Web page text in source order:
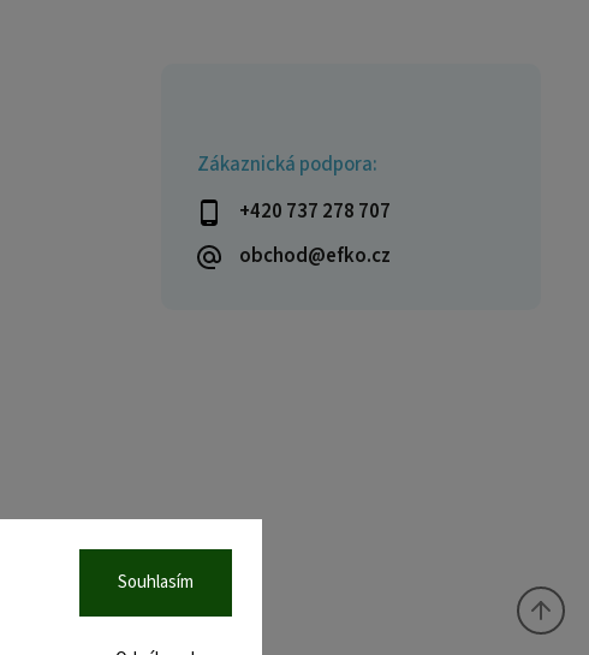
Souhlasím
Zákaznická podpora:
+420 737 278 707
obchod@efko.cz